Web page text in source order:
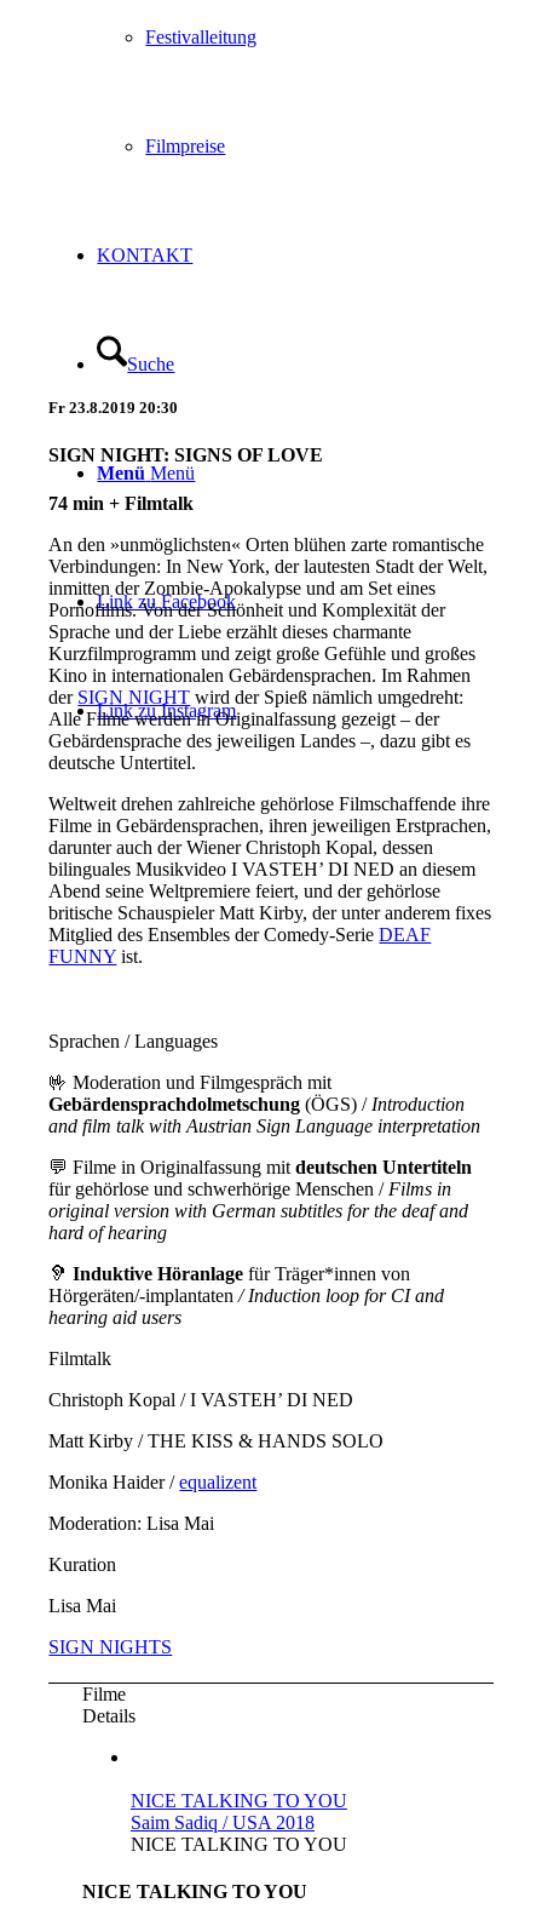
Festivalleitung
Filmpreise
KONTAKT
Suche
Menü Menü
Link zu Facebook
Link zu Instagram
Fr 23.8.2019 20:30
SIGN NIGHT: SIGNS OF LOVE
74 min + Filmtalk
An den »unmöglichsten« Orten blühen zarte romantische
Verbindungen: In New York, der lautesten Stadt der Welt,
inmitten der Zombie-Apokalypse und am Set eines
Pornofilms. Von der Schönheit und Komplexität der
Sprache und der Liebe erzählt dieses charmante
Kurzfilmprogramm und zeigt große Gefühle und großes
Kino in internationalen Gebärdensprachen. Im Rahmen
der SIGN NIGHT wird der Spieß nämlich umgedreht:
Alle Filme werden in Originalfassung gezeigt – der
Gebärdensprache des jeweiligen Landes –, dazu gibt es
deutsche Untertitel.
Weltweit drehen zahlreiche gehörlose Filmschaffende ihre
Filme in Gebärdensprachen, ihren jeweiligen Erstprachen,
darunter auch der Wiener Christoph Kopal, dessen
bilinguales Musikvideo I VASTEH’ DI NED an diesem
Abend seine Weltpremiere feiert, und der gehörlose
britische Schauspieler Matt Kirby, der unter anderem fixes
Mitglied des Ensembles der Comedy-SerieDEAF
FUNNY ist.
Sprachen / Languages
🤟 Moderation und Filmgespräch mit
Gebärdensprachdolmetschung (ÖGS) / Introduction
and film talk with Austrian Sign Language interpretation
💬 Filme in Originalfassung mitdeutschen Untertiteln
für gehörlose und schwerhörige Menschen / Films in
original version with German subtitles for the deaf and
hard of hearing
🦻Induktive Höranlagefür Träger*innen von
Hörgeräten/-implantaten / Induction loop for CI and
hearing aid users
Filmtalk
Christoph Kopal / I VASTEH’ DI NED
Matt Kirby / THE KISS & HANDS SOLO
Monika Haider /equalizent
Moderation: Lisa Mai
Kuration
Lisa Mai
SIGN NIGHTS
Filme
Details
NICE TALKING TO YOU
Saim Sadiq / USA 2018
NICE TALKING TO YOU
NICE TALKING TO YOU